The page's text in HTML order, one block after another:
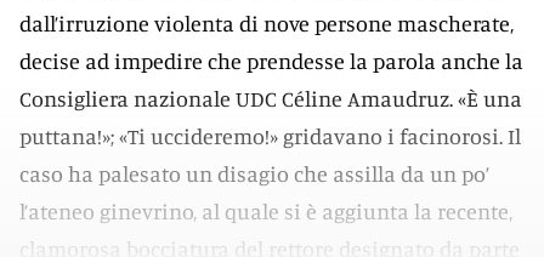
dall’irruzione violenta di nove persone mascherate,
decise ad impedire che prendesse la parola anche la
Consigliera nazionale UDC Céline Amaudruz. «È una
puttana!»; «Ti uccideremo!» gridavano i facinorosi. Il
caso ha palesato un disagio che assilla da un po’
l’ateneo ginevrino, al quale si è aggiunta la recente,
clamorosa bocciatura del rettore designato da parte